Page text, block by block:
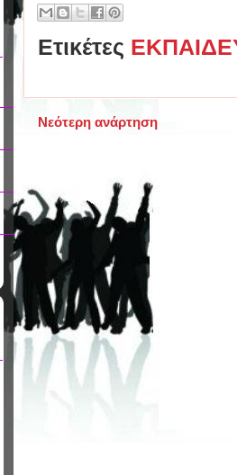
Ετικέτες
Νεότερη ανάρτηση